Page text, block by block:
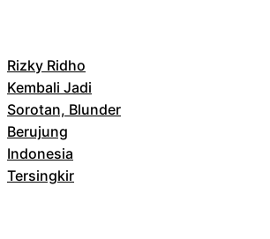
Rizky Ridho
Kembali Jadi
Sorotan, Blunder
Berujung
Indonesia
Tersingkir